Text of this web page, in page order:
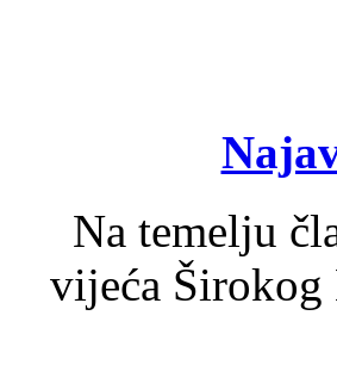
Na temelju
vijeća Širokog